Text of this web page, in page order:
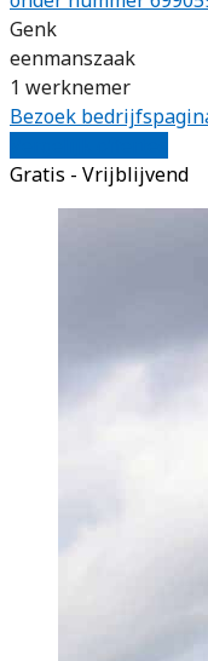
Genk
eenmanszaak
1 werknemer
Bezoek
Gratis - Vrijblijvend